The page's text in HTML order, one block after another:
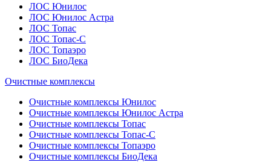
ЛОС Юнилос
ЛОС Юнилос Астра
ЛОС Топас
ЛОС Топас-С
ЛОС Топаэро
ЛОС БиоДека
Очистные комплексы
Очистные комплексы Юнилос
Очистные комплексы Юнилос Астра
Очистные комплексы Топас
Очистные комплексы Топас-С
Очистные комплексы Топаэро
Очистные комплексы БиоДека